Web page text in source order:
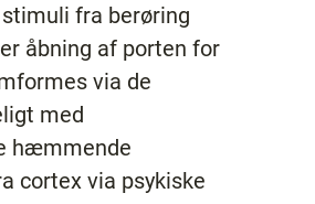
fra berøring
åbning af porten for
via de
med
hæmmende
cortex via psykiske